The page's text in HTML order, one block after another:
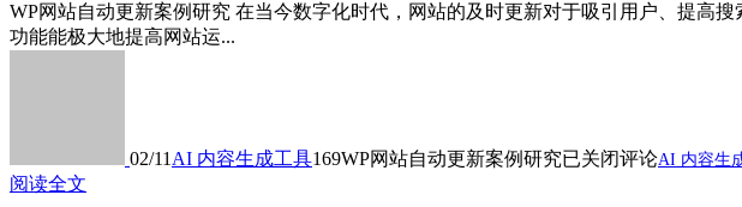
WP网站自动更新案例研究 在当今数字化时代，网站的及时更新对于吸引用户、提高
功能能极大地提高网站运...
02/11 AI 内容生成工具169WP网站自动更新案例研究已关闭评论AI 内容生
阅读全文